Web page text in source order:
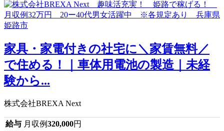
家具・家電付きの社宅に＼家賃無料／
で住める！｜車体用電池の製造｜未経
験から...
株式会社BREXA Next
給与 月収例320,000円